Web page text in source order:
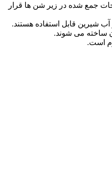
جمع شده در زیر شن ها قرار
شیرین قابل استفاده هستند.
ساخته می شوند.